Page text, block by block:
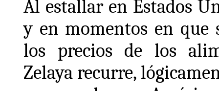
Al estallar en Estados
y en momentos en que
los precios de los
Zelaya recurre,